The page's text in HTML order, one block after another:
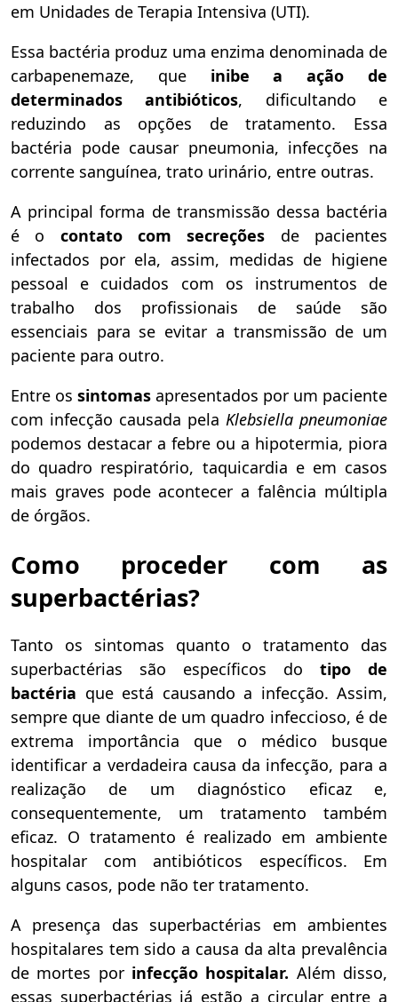
em Unidades de Terapia Intensiva (UTI).
Essa bactéria produz uma enzima denominada de
carbapenemaze, que inibe a ação de
determinados antibióticos, dificultando e
reduzindo as opções de tratamento. Essa
bactéria pode causar pneumonia, infecções na
corrente sanguínea, trato urinário, entre outras.
A principal forma de transmissão dessa bactéria
é o contato com secreções de pacientes
infectados por ela, assim, medidas de higiene
pessoal e cuidados com os instrumentos de
trabalho dos profissionais de saúde são
essenciais para se evitar a transmissão de um
paciente para outro.
Entre os sintomas apresentados por um paciente
com infecção causada pela Klebsiella pneumoniae
podemos destacar a febre ou a hipotermia, piora
do quadro respiratório, taquicardia e em casos
mais graves pode acontecer a falência múltipla
de órgãos.
Como proceder com as
superbactérias?
Tanto os sintomas quanto o tratamento das
superbactérias são específicos do tipo de
bactéria que está causando a infecção. Assim,
sempre que diante de um quadro infeccioso, é de
extrema importância que o médico busque
identificar a verdadeira causa da infecção, para a
realização de um diagnóstico eficaz e,
consequentemente, um tratamento também
eficaz. O tratamento é realizado em ambiente
hospitalar com antibióticos específicos. Em
alguns casos, pode não ter tratamento.
A presença das superbactérias em ambientes
hospitalares tem sido a causa da alta prevalência
de mortes porinfecção hospitalar. Além disso,
essas superbactérias já estão a circular entre a